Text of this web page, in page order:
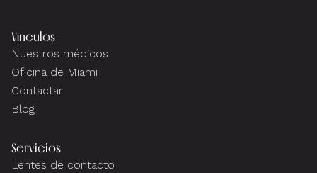
Vínculos
Nuestros médicos
Oficina de Miami
Contactar
Blog
Servicios
Lentes de contacto